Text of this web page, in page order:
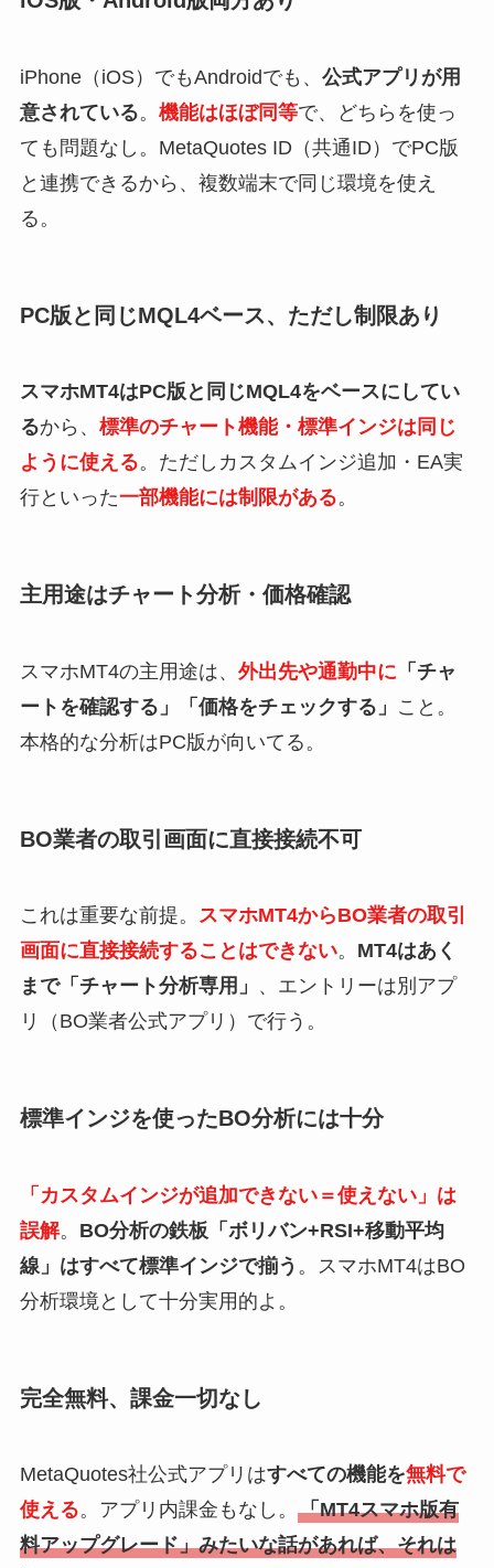
iPhone（iOS）でもAndroidでも、 公式アプリが用
意されている。 機能はほぼ同等で、どちらを使っ
ても問題なし。MetaQuotes ID（共通ID）でPC版
と連携できるから、複数端末で同じ環境を使え
る。
PC版と同じMQL4ベース、ただし制限あり
スマホMT4はPC版と同じMQL4をベースにしてい
るから、 標準のチャート機能・標準インジは同じ
ように使える。ただしカスタムインジ追加・EA実
行といった一部機能には制限がある。
主用途はチャート分析・価格確認
スマホMT4の主用途は、 外出先や通勤中に 「チャ
ートを確認する」「価格をチェックする」 こと。
本格的な分析はPC版が向いてる。
BO業者の取引画面に直接接続不可
これは重要な前提。 スマホMT4からBO業者の取引
画面に直接接続することはできない。 MT4はあく
まで「チャート分析専用」 、エントリーは別アプ
リ（BO業者公式アプリ）で行う。
標準インジを使ったBO分析には十分
「カスタムインジが追加できない＝使えない」は
誤解。 BO分析の鉄板「ボリバン+RSI+移動平均
線」はすべて標準インジで揃う 。スマホMT4はBO
分析環境として十分実用的よ。
完全無料、課金一切なし
MetaQuotes社公式アプリはすべての機能を無料で
使える。アプリ内課金もなし。 「MT4スマホ版有
料アップグレード」みたいな話があれば、それは